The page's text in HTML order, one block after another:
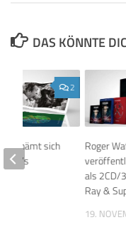
DAS KÖNNTE
Roger
als 2CD/
Ray &
19.
2
schämt sich